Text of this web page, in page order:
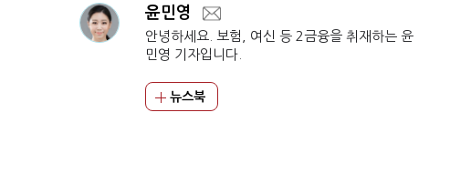
윤민영
안녕하세요. 보험, 여신 등 2금융을 취재하는 윤
민영 기자입니다.
뉴스북